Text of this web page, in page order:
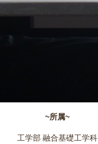
~所属~
工学部 融合基礎工学科